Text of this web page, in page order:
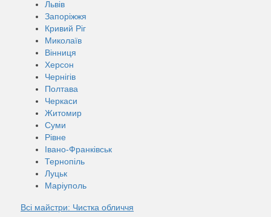
Львів
Запоріжжя
Кривий Ріг
Миколаїв
Вінниця
Херсон
Чернігів
Полтава
Черкаси
Житомир
Суми
Рівне
Івано-Франківськ
Тернопіль
Луцьк
Маріуполь
Всі майстри: Чистка обличчя